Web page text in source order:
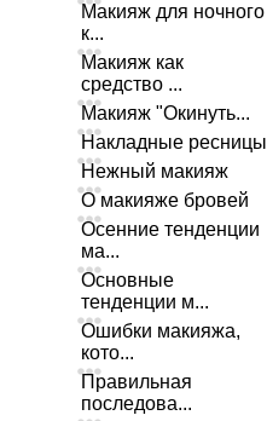
Макияж для ночного
к...
Макияж как
средство ...
Макияж "Окинуть...
Накладные ресницы
Нежный макияж
О макияже бровей
Осенние тенденции
ма...
Основные
тенденции м...
Ошибки макияжа,
кото...
Правильная
последова...